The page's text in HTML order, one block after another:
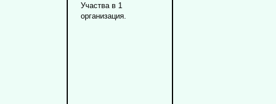
Участва в 1
организация.